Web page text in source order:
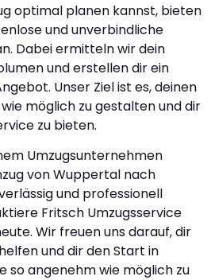
optimal planen kannst, bieten
und unverbindliche
Dabei ermitteln wir dein
und erstellen dir ein
Unser Ziel ist es, deinen
möglich zu gestalten und dir
zu bieten.
Umzugsunternehmen
von Wuppertal nach
und professionell
Fritsch Umzugsservice
Wir freuen uns darauf, dir
und dir den Start in
so angenehm wie möglich zu